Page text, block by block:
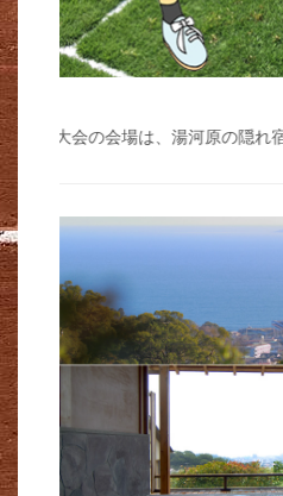
↓↓ 天然芝大会の会場は、湯